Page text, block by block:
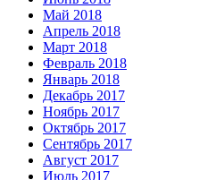
Май 2018
Апрель 2018
Март 2018
Февраль 2018
Январь 2018
Декабрь 2017
Ноябрь 2017
Октябрь 2017
Сентябрь 2017
Август 2017
Июль 2017